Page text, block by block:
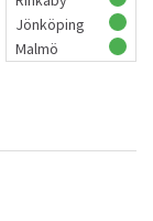
Jönköping
Malmö